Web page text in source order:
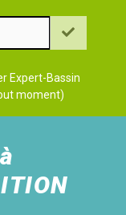
Expert-Bassin
moment)